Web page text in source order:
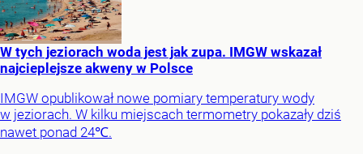
W tych jeziorach woda jest jak zupa. IMGW wskazał
najcieplejsze akweny w Polsce
IMGW opublikował nowe pomiary temperatury wody
w jeziorach. W kilku miejscach termometry pokazały dziś
nawet ponad 24℃.